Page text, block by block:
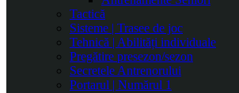
Tactică
Sisteme | Trasee de joc
Tehnică | Abilități individuale
Pregătire presezon/sezon
Secretele Antrenorului
Portarul | Numărul 1